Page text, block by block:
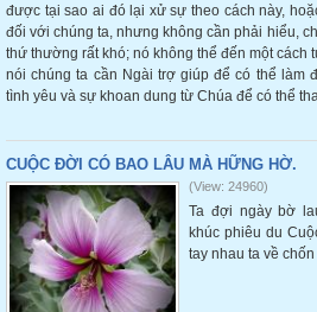
được tại sao ai đó lại xử sự theo cách này,
đối với chúng ta, nhưng không cần phải hiểu,
thứ thường rất khó; nó không thể đến một cách
nói chúng ta cần Ngài trợ giúp để có thể làm
tình yêu và sự khoan dung từ Chúa để có thể
CUỘC ĐỜI CÓ BAO LÂU MÀ HỮNG HỜ.
(View: 24960)
Ta đợi ngày bờ
khúc phiêu du
tay nhau ta về